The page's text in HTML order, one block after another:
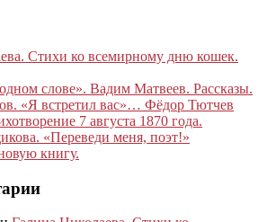
Стихи ко всемирному дню кошек.
слове». Вадим Матвеев. Рассказы.
«Я встретил вас»… Фёдор Тютчев
7 августа 1870 года.
«Переведи меня, поэт!»
книгу.